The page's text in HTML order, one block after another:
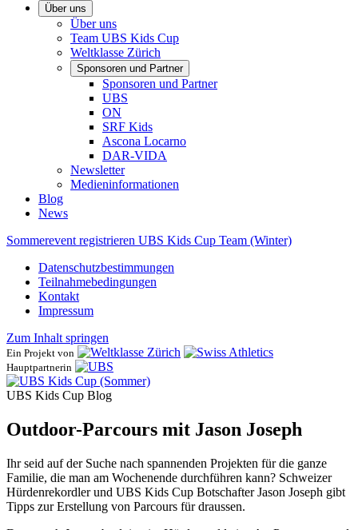
Über uns
Über uns
Team UBS Kids Cup
Weltklasse Zürich
Sponsoren und Partner
Sponsoren und Partner
UBS
ON
SRF Kids
Ascona ​Locarno
DAR-VIDA
Newsletter
Medieninformationen
Blog
News
Sommerevent registrieren UBS Kids Cup Team (Winter)
Datenschutzbestimmungen
Teilnahmebedingungen
Kontakt
Impressum
Zum Inhalt springen
Ein Projekt von
Hauptpartnerin
UBS Kids Cup Blog
Outdoor-Parcours mit Jason Joseph
Ihr seid auf der Suche nach spannenden Projekten für die ganze
Familie, die man am Wochenende durchführen kann? Schweizer
Hürdenrekordler und UBS Kids Cup Botschafter Jason Joseph gibt
Tipps zur Erstellung von Parcours für draussen.